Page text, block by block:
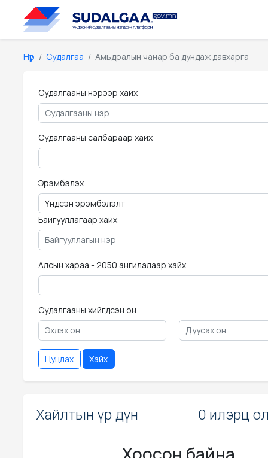
Нүүр Судалгаа Амьдралын чанар ба дундаж давхарга
Судалгааны нэрээр хайх
Судалгааны салбараар хайх
Эрэмбэлэх
Байгууллагаар хайх
Алсын хараа - 2050 ангилалаар хайх
Судалгааны хийгдсэн он
Цуцлах Хайх
Хайлтын үр дүн 0 илэрц